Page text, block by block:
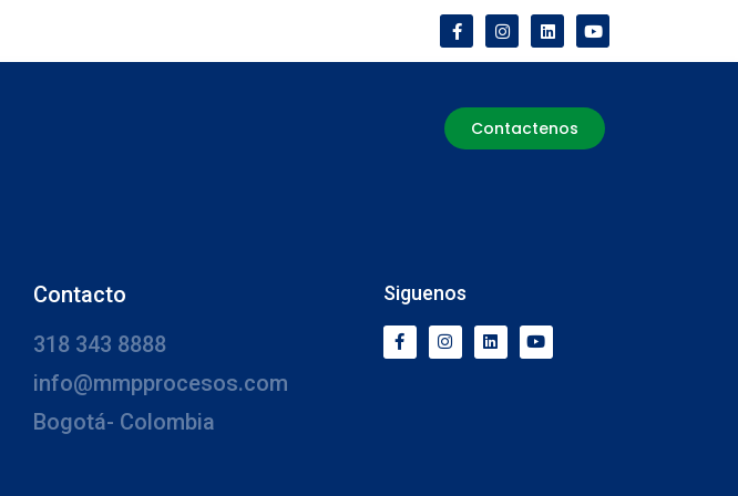
Contactenos
Contacto
318 343 8888
info@mmpprocesos.com
Bogotá- Colombia
Siguenos